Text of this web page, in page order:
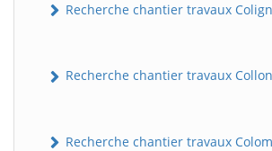
Recherche chantier travaux
Recherche chantier travaux
Recherche chantier travaux